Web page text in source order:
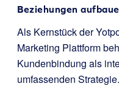
Beziehungen
Als Kernstück der
Marketing Plattform
Kundenbindung als
umfassenden